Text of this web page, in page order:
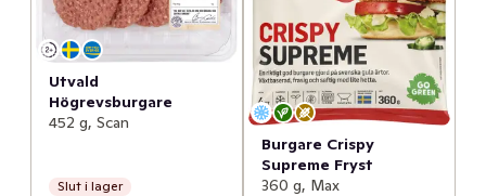
Utvald
Högrevsburgare
452 g, Scan
Slut i lager
Burgare Crispy
Supreme Fryst
360 g, Max